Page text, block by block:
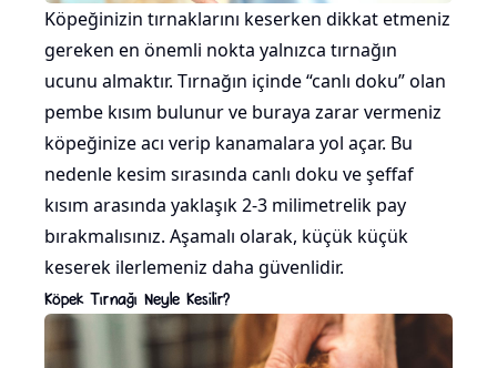
Köpeğinizin tırnaklarını keserken dikkat etmeniz
gereken en önemli nokta yalnızca tırnağın
ucunu almaktır. Tırnağın içinde “canlı doku” olan
pembe kısım bulunur ve buraya zarar vermeniz
köpeğinize acı verip kanamalara yol açar. Bu
nedenle kesim sırasında canlı doku ve şeffaf
kısım arasında yaklaşık 2-3 milimetrelik pay
bırakmalısınız. Aşamalı olarak, küçük küçük
keserek ilerlemeniz daha güvenlidir.
Köpek Tırnağı Neyle Kesilir?